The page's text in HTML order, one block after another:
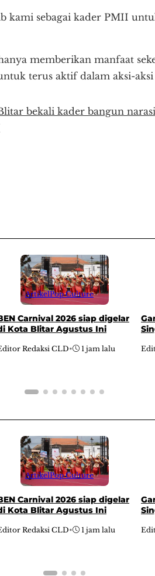
kami sebagai kader PMII
memberikan manfaat
terus aktif dalam aksi-aksi
bekali kader bangun
ArtikelPop Culture
Carnival 2026 siap digelar
Kota Blitar Agustus Ini
Redaksi CLD• 1 jam lalu
ArtikelPop Culture
Carnival 2026 siap digelar
Kota Blitar Agustus Ini
Redaksi CLD• 1 jam lalu